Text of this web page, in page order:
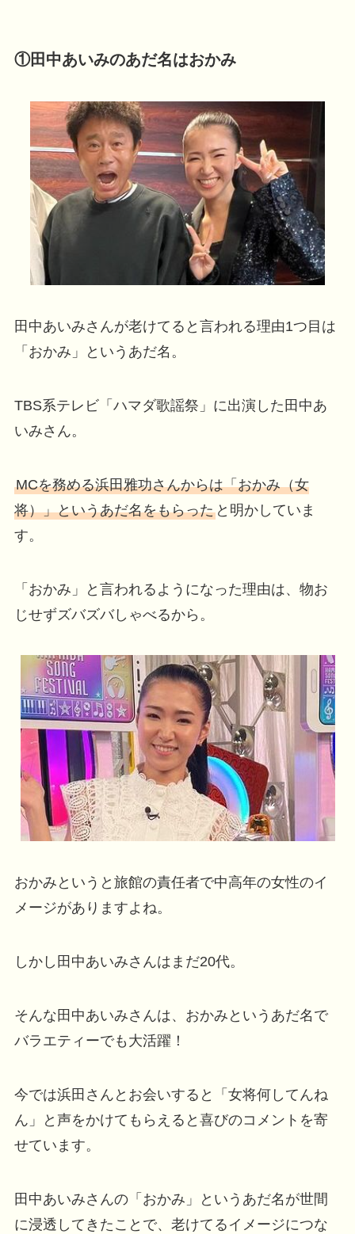
①田中あいみのあだ名はおかみ
田中あいみさんが老けてると言われる理由1つ目は
「おかみ」というあだ名。
TBS系テレビ「ハマダ歌謡祭」に出演した田中あ
いみさん。
MCを務める浜田雅功さんからは「おかみ（女
将）」というあだ名をもらったと明かしていま
す。
「おかみ」と言われるようになった理由は、物お
じせずズバズバしゃべるから。
おかみというと旅館の責任者で中高年の女性のイ
メージがありますよね。
しかし田中あいみさんはまだ20代。
そんな田中あいみさんは、おかみというあだ名で
バラエティーでも大活躍！
今では浜田さんとお会いすると「女将何してんね
ん」と声をかけてもらえると喜びのコメントを寄
せています。
田中あいみさんの「おかみ」というあだ名が世間
に浸透してきたことで、老けてるイメージにつな